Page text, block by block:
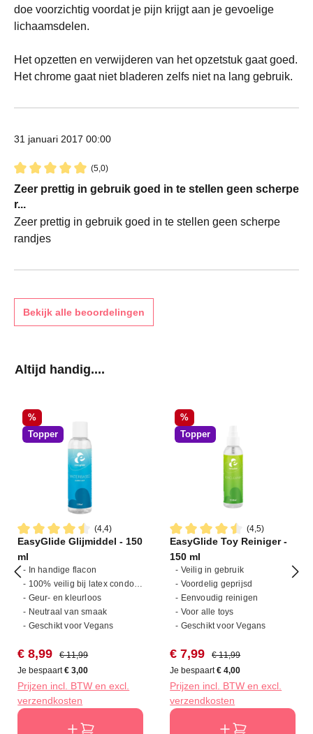
doe voorzichtig voordat je pijn krijgt aan je gevoelige
lichaamsdelen.
Het opzetten en verwijderen van het opzetstuk gaat goed.
Het chrome gaat niet bladeren zelfs niet na lang gebruik.
31 januari 2017 00:00
(5,0)
Recensie met een waardering van 5 van de 5 sterren
Zeer prettig in gebruik goed in te stellen geen scherpe
r...
Zeer prettig in gebruik goed in te stellen geen scherpe
randjes
Bekijk alle beoordelingen
Productgalerij overslaan
Altijd handig....
Korting
%
Topper
(4,4)
Gemiddelde waardering van 4.4 van 5 sterren
EasyGlide Glijmiddel - 150
ml
- In handige flacon
- 100% veilig bij latex condooms
- Geur- en kleurloos
- Neutraal van smaak
- Geschikt voor Vegans
Verkoopprijs:
€ 8,99 Normale prijs:
€ 11,99
Je bespaart€ 3,00
Prijzen incl. BTW en excl.
verzendkosten
Korting
%
Topper
(4,5)
Gemiddelde waardering van
EasyGlide Toy Reiniger -
150 ml
- Veilig in gebruik
- Voordelig geprijsd
- Eenvoudig reinigen
- Voor alle toys
- Geschikt voor Vegans
Verkoopprijs:
€ 7,99 Normale prijs:
€ 11,99
Je bespaart€ 4,00
Prijzen incl. BTW en excl.
verzendkosten